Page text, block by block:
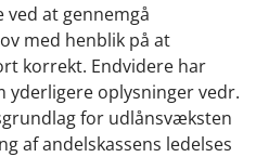
ved at gennemgå
med henblik på at
korrekt. Endvidere har
yderligere oplysninger vedr.
for udlånsvæksten
af andelskassens ledelses